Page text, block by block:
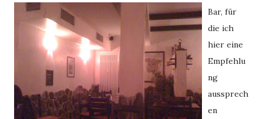
Bar, für
die ich
hier eine
Empfehlu
ng
aussprech
en